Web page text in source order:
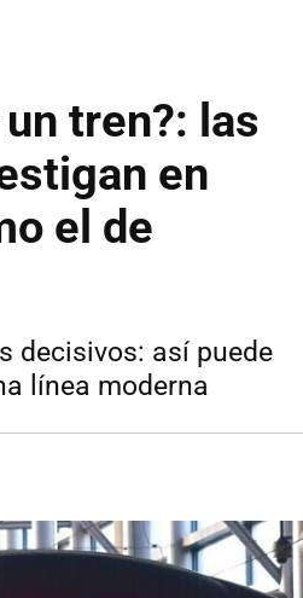
tren?: las
en
el de
decisivos: así puede
línea moderna